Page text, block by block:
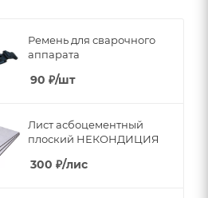
Ремень для сварочного
аппарата
90 ₽/шт
Лист асбоцементный
плоский НЕКОНДИЦИЯ
300 ₽/лис